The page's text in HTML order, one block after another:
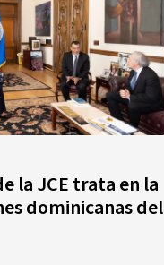
la JCE trata en la
dominicanas del